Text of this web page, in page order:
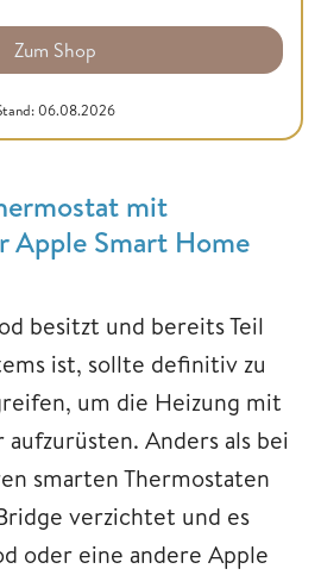
Zum Shop
06.08.2026
mit
Apple Smart Home
besitzt und bereits Teil
ist, sollte definitiv zu
um die Heizung mit
Anders als bei
smarten Thermostaten
verzichtet und es
oder eine andere Apple